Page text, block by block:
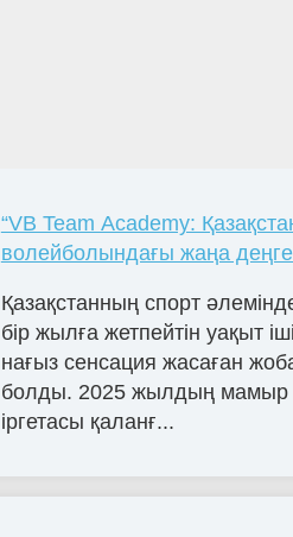
“VB Team Academy:
волейболындағы жаңа
Қазақстанның спорт
бір жылға жетпейтін уақыт
нағыз сенсация жасаған
болды. 2025 жылдың мамыр
іргетасы қаланғ...